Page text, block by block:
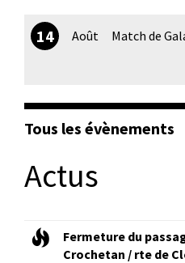
14 Août Match de
Tous les évènements
Actus
Fermeture du
Crochetan / rte de